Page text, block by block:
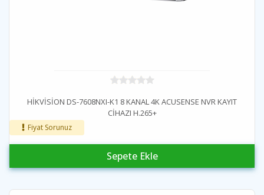
HİKVİSİON DS-7608NXI-K1 8 KANAL 4K ACUSENSE NVR KAYIT
CİHAZI H.265+
Fiyat Sorunuz
Sepete Ekle